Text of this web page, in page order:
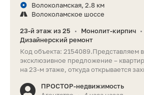
Волоколамская, 2.8 км
Волоколамское шоссе
23-й этаж из 25 • Монолит-кирпич •
Дизайнерский ремонт
Код объекта: 2154089.Представляем
эксклюзивное предложение –
на 23-м этаже, откуда открывается
ПРОСТОР-недвижимость